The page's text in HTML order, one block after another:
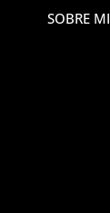
SOBRE MI